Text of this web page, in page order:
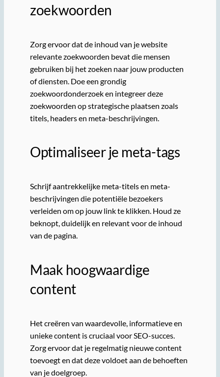
zoekwoorden
Zorg ervoor dat de inhoud van je website
relevante zoekwoorden bevat die mensen
gebruiken bij het zoeken naar jouw producten
of diensten. Doe een grondig
zoekwoordonderzoek en integreer deze
zoekwoorden op strategische plaatsen zoals
titels, headers en meta-beschrijvingen.
Optimaliseer je meta-tags
Schrijf aantrekkelijke meta-titels en meta-
beschrijvingen die potentiële bezoekers
verleiden om op jouw link te klikken. Houd ze
beknopt, duidelijk en relevant voor de inhoud
van de pagina.
Maak hoogwaardige
content
Het creëren van waardevolle, informatieve en
unieke content is cruciaal voor SEO-succes.
Zorg ervoor dat je regelmatig nieuwe content
toevoegt en dat deze voldoet aan de behoeften
van je doelgroep.